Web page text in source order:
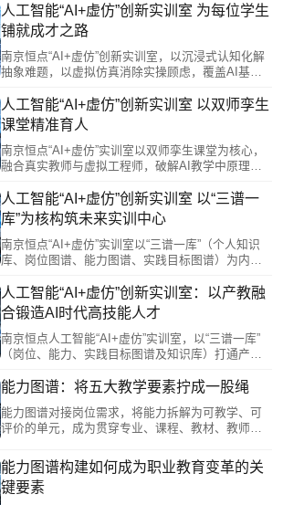
信息壁垒，通过先虚后实、全流程协同训练，破解
设备不足、场景受限、教学脱节等难题，高度契合
未来实训中心定位。该方案推动人才培养与产业需
求精准对接，为测绘行业输送懂智能设备、通全流
程项目的复合型技术技能人才。
人工智能“AI+虚仿”创新实训室 为每位学生
铺就成才之路
南京恒点“AI+虚仿”创新实训室，以沉浸式认知化解
抽象难题，以虚拟仿真消除实操顾虑，覆盖AI基
智能网联、物联网、大模型微调及嵌入式开发等全
链路模块。通过“理论-虚拟-实践”闭环与多场景推
演，助力学生安全、高效掌握核心工程能力，为每
位学子铺就通往AI产业的成才之路。
人工智能“AI+虚仿”创新实训室 以双师孪生
课堂精准育人
南京恒点“AI+虚仿”实训室以双师孪生课堂为核心，
融合真实教师与虚拟工程师，破解AI教学中原理抽
人协作及AI数字教师全程督导，实现产业级项目全
流程训练。平台支撑资源共享与数据驱动管理，将
教师从重复劳动中解放，转向个性化指导与高阶能
力培养，精准赋能职业教育提质增效。
人工智能“AI+虚仿”创新实训室 以“三谱一
库”为核构筑未来实训中心
南京恒点“AI+虚仿”实训室以“三谱一库”（个人知识
库、岗位图谱、能力图谱、实践目标图谱）为内
多维认知交互、AI教学训练、虚拟仿真实训、实体
设备操作，融合VR/MR与数字孪生技术，覆盖AI全
流程技能训练，实现“虚拟试错、实体求精”的深度融
合，精准评估并赋能学生完成从理论到岗位的跨
越，为人工智能产业高质量人才培养提供可复制的
人工智能“AI+虚仿”创新实训室：以产教融
合锻造AI时代高技能人才
南京恒点人工智能“AI+虚仿”实训室，以“三谱一库”
（岗位、能力、实践目标图谱及知识库）打通产教
围绕嵌入式AI、计算机视觉等方向，以企业真实项
生教师与未来实训中心融合，实现“数字演练+实体
实操”闭环，系统锻造岗位胜任力，为AI产业输送高
能力图谱：将五大教学要素拧成一股绳
能力图谱对接岗位需求，将能力拆解为可教学、可
评价的单元，成为贯穿专业、课程、教材、教师、
据，为课程建设厘清逻辑，为教材开发指明方向，
为教师成长精准导航，为实训基地建设提供场景指
南。它把各自为战的要素拧成一股绳，推动人才培
能力图谱构建如何成为职业教育变革的关
键要素